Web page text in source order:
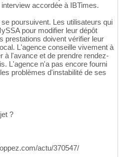
accordée à IBTimes.
poursuivent. Les utilisateurs qui
pour modifier leur dépôt
prestations doivent vérifier leur
L'agence conseille vivement à
à l'avance et de prendre rendez-
L'agence n'a pas encore fourni
problèmes d'instabilité de ses
?
actu/370547/